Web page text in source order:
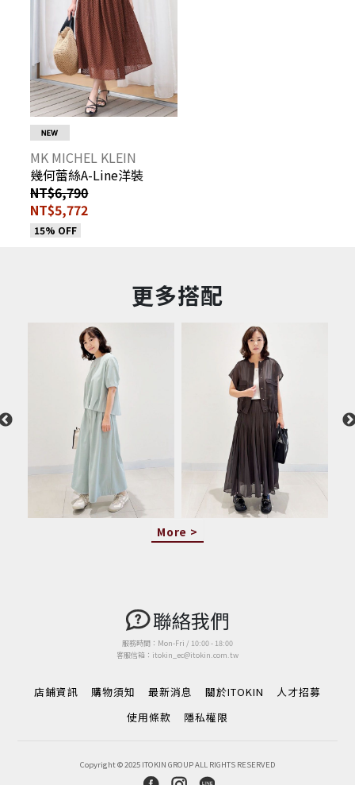
MK MICHEL KLEIN
幾何蕾絲A-Line洋裝
NT$6,790
NT$5,772
15% OFF
更多搭配
More >
聯絡我們
服務時間：Mon-Fri / 10:00 - 18:00
客服信箱：itokin_ec@itokin.com.tw
店鋪資訊 購物須知 最新消息 關於ITOKIN
人才招募
使用條款
隱私權限
Copyright © 2025 ITOKIN GROUP ALL RIGHTS RESERVED